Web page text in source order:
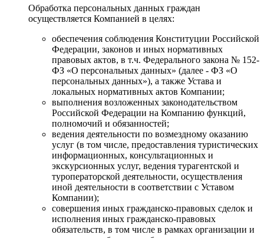
Обработка персональных данных граждан
осуществляется Компанией в целях:
обеспечения соблюдения Конституции Российской
Федерации, законов и иных нормативных
правовых актов, в т.ч. Федерального закона № 152-
ФЗ «О персональных данных» (далее - ФЗ «О
персональных данных»), а также Устава и
локальных нормативных актов Компании;
выполнения возложенных законодательством
Российской Федерации на Компанию функций,
полномочий и обязанностей;
ведения деятельности по возмездному оказанию
услуг (в том числе, предоставления туристических
информационных, консультационных и
экскурсионных услуг, ведения турагентской и
туроператорской деятельности, осуществления
иной деятельности в соответствии с Уставом
Компании);
совершения иных гражданско-правовых сделок и
исполнения иных гражданско-правовых
обязательств, в том числе в рамках организации и